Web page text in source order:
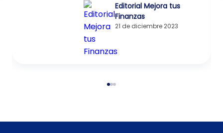
Editorial Mejora tus
Finanzas
21 de diciembre 2023